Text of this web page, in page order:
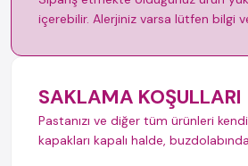
içerebilir. Alerjiniz varsa lütfen bilgi
SAKLAMA KOŞULLARI
Pastanızı ve diğer tüm ürünleri
kapakları kapalı halde,